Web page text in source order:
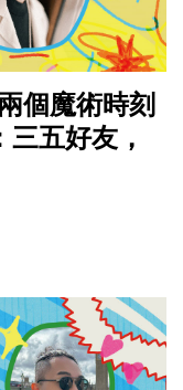
個魔術時刻
五好友，